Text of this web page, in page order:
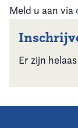
Meld u aan via
Er zijn